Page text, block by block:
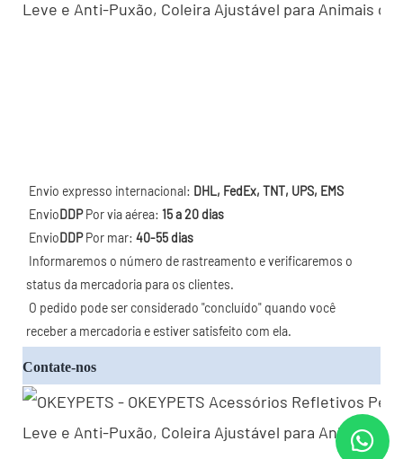
Envio expresso internacional: DHL, FedEx, TNT, UPS, EMS
EnvioDDP Por via aérea: 15 a 20 dias
EnvioDDP Por mar: 40-55 dias
status da mercadoria para os clientes.
receber a mercadoria e estiver satisfeito com ela.
Contate-nos